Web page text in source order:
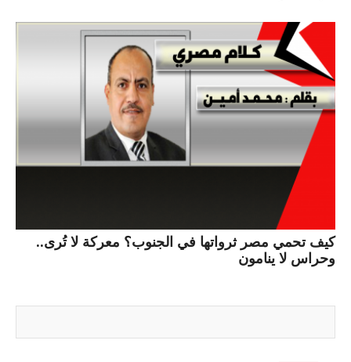
كيف تحمي مصر ثرواتها في الجنوب؟ معركة لا تُرى..
وحراس لا ينامون